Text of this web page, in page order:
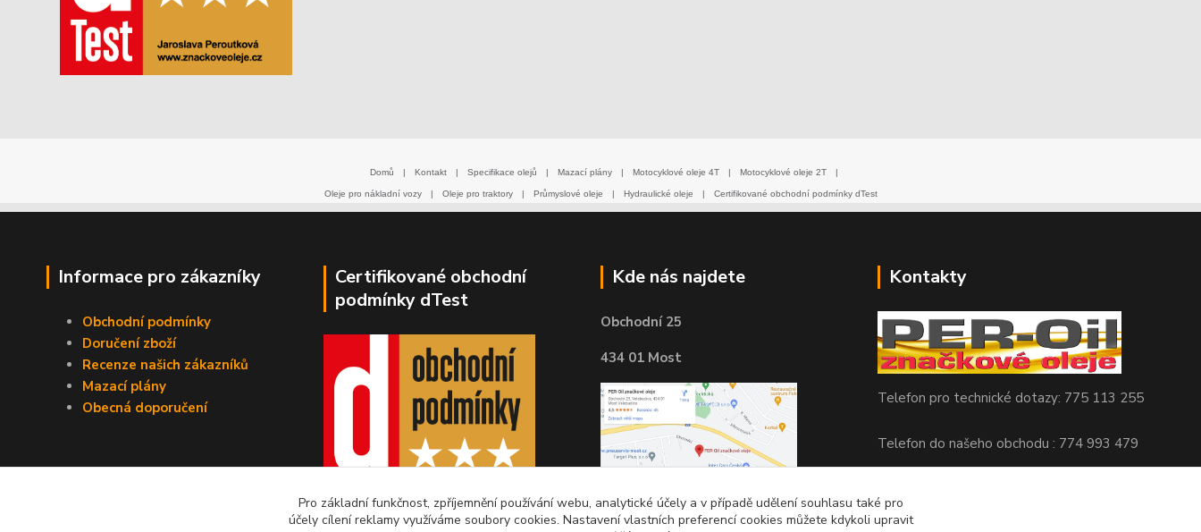
Domů | Kontakt | Specifikace olejů | Mazací plány | Motocyklové oleje 4T | Motocyklové oleje 2T |
Oleje pro nákladní vozy | Oleje pro traktory | Průmyslové oleje | Hydraulické oleje | Certifikované obchodní podmínky dTest
Informace pro zákazníky
Obchodní podmínky
Doručení zboží
Recenze našich zákazníků
Mazací plány
Obecná doporučení
Certifikované obchodní
podmínky dTest
Kde nás najdete
Obchodní 25
434 01 Most
Kontakty
Telefon pro technické dotazy: 775 113 255
Telefon do našeho obchodu : 774 993 479
Pro základní funkčnost, zpříjemnění používání webu, analytické účely a v případě udělení souhlasu také pro
účely cílení reklamy využíváme soubory cookies. Nastavení vlastních preferencí cookies můžete kdykoli upravit